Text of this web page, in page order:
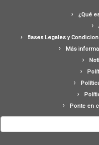
¿Qué
Bases Legales y
Más
Ponte en